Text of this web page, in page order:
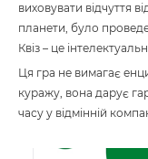
виховувати відчуття
планети, було
Квіз – це
Ця гра не вимагає
куражу, вона дарує
часу у відмінній